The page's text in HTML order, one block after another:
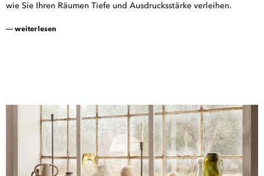
wie Sie Ihren Räumen Tiefe und Ausdrucksstärke verleihen.
― weiterlesen